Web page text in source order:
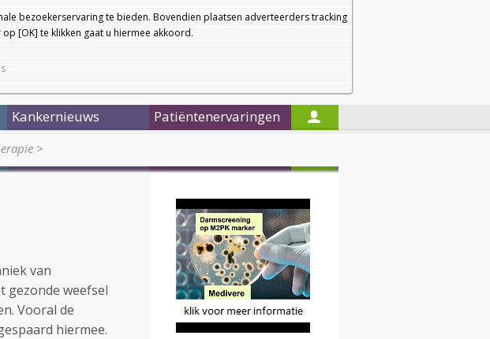
bezoekerservaring te bieden. Bovendien plaatsen adverteerders tracking
[OK] te klikken gaat u hiermee akkoord.
a
a
Nieuwsbrief
Startpagina
Kankernieuws Patiëntenervaringen
>
van
gezonde weefsel
Vooral de
hiermee.